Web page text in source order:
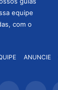
equipe
com o
ANUNCIE